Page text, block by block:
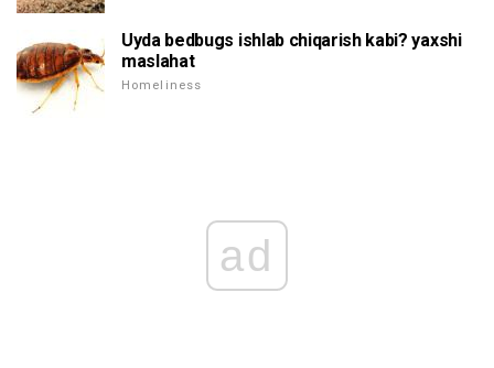
Uyda bedbugs ishlab chiqarish kabi? yaxshi
maslahat
Homeliness
ad